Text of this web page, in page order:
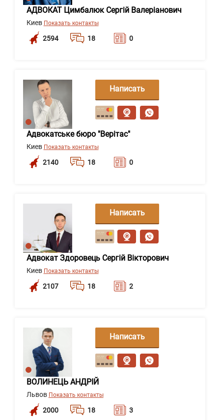
АДВОКАТ Цимбалюк Сергій Валеріанович
Киев Показать контакты
2594 18 0
Адвокатське бюро "Верітас"
Киев Показать контакты
2140 18 0
Написать
сообщение
Адвокат Здоровець Сергій Вікторович
Киев Показать контакты
2107 18 2
Написать
сообщение
ВОЛИНЕЦЬ АНДРІЙ
Львов Показать контакты
2000 18 3
Написать
сообщение